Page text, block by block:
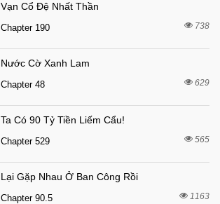
Vạn Cổ Đệ Nhất Thần
Chapter 190 738
Nước Cờ Xanh Lam
Chapter 48 629
Ta Có 90 Tỷ Tiền Liếm Cẩu!
Chapter 529 565
Lại Gặp Nhau Ở Ban Công Rồi
Chapter 90.5 1163